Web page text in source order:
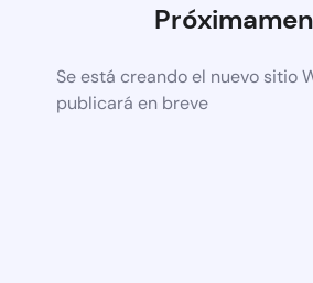
Se está creando el nuevo sitio
publicará en breve